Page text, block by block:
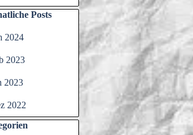
überspringen Monatliche Posts
Posts
2024
2023
2023
2022
überspringen Kategorien